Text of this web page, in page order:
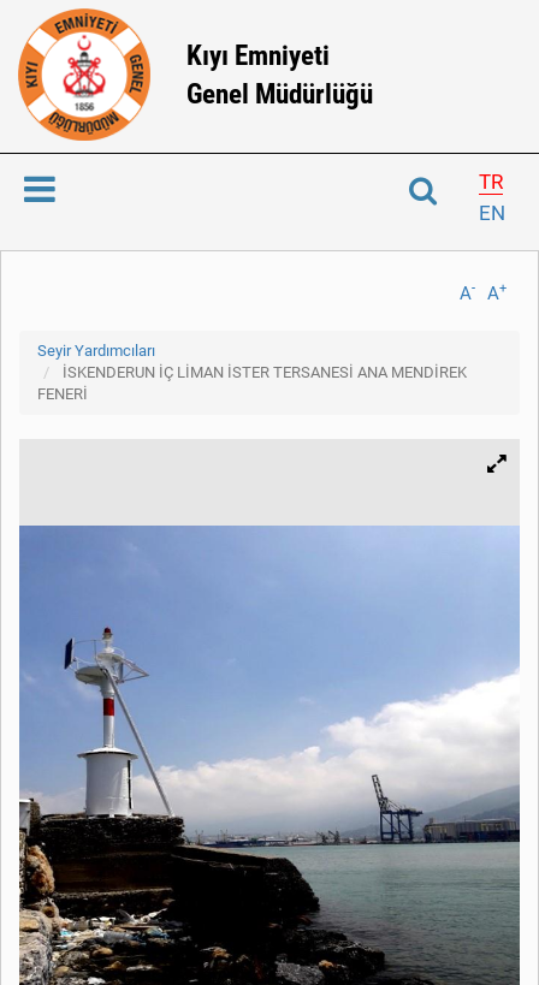
Kıyı Emniyeti
Genel Müdürlüğü
TR
EN
A+
A-
Seyir Yardımcıları
İSKENDERUN İÇ LİMAN İSTER TERSANESİ ANA MENDİREK
FENERİ